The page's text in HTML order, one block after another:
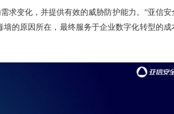
求变化，并提供有效的威胁防护能力。”亚信安
的原因所在，最终服务于企业数字化转型的成